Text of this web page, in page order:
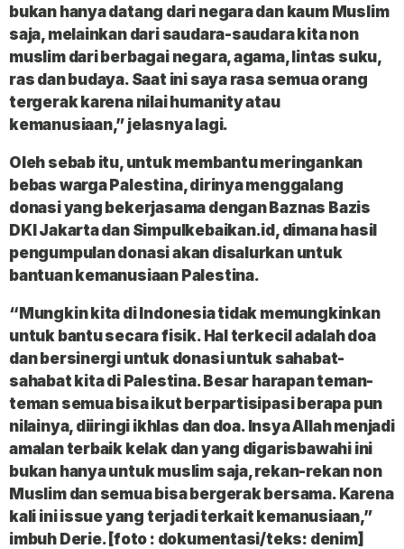
bukan hanya datang dari negara dan kaum Muslim
saja, melainkan dari saudara-saudara kita non
muslim dari berbagai negara, agama, lintas suku,
ras dan budaya. Saat ini saya rasa semua orang
tergerak karena nilai humanity atau
kemanusiaan,” jelasnya lagi.
Oleh sebab itu, untuk membantu meringankan
bebas warga Palestina, dirinya menggalang
donasi yang bekerjasama dengan Baznas Bazis
DKI Jakarta dan Simpulkebaikan.id, dimana hasil
pengumpulan donasi akan disalurkan untuk
bantuan kemanusiaan Palestina.
“Mungkin kita di Indonesia tidak memungkinkan
untuk bantu secara fisik. Hal terkecil adalah doa
dan bersinergi untuk donasi untuk sahabat-
sahabat kita di Palestina. Besar harapan teman-
teman semua bisa ikut berpartisipasi berapa pun
nilainya, diiringi ikhlas dan doa. Insya Allah menjadi
amalan terbaik kelak dan yang digarisbawahi ini
bukan hanya untuk muslim saja, rekan-rekan non
Muslim dan semua bisa bergerak bersama. Karena
kali ini issue yang terjadi terkait kemanusiaan,”
imbuh Derie.[foto : dokumentasi/teks: denim]